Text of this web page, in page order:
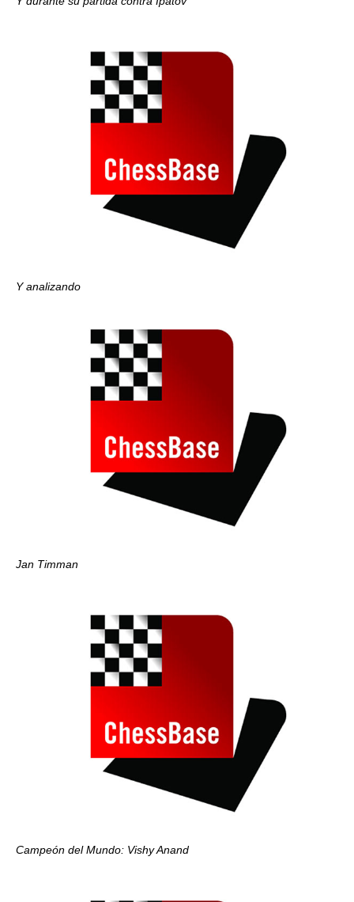
Y analizando
Jan Timman
Campeón del Mundo: Vishy Anand